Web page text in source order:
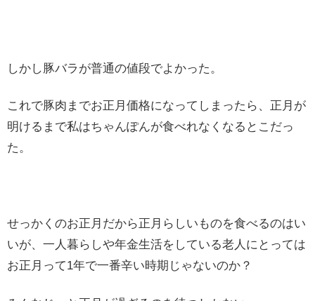
しかし豚バラが普通の値段でよかった。
これで豚肉までお正月価格になってしまったら、正月が
明けるまで私はちゃんぽんが食べれなくなるとこだっ
た。
せっかくのお正月だから正月らしいものを食べるのはい
いが、一人暮らしや年金生活をしている老人にとっては
お正月って1年で一番辛い時期じゃないのか？